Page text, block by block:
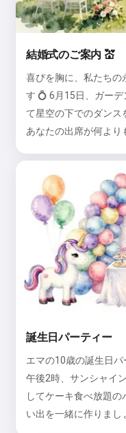
結婚式のご案内 💒
喜びを胸に、私たちの
す 💍 6月15日、ガー
て星空の下でのダンス
あなたの出席が何より
誕生日パーティー
エマの10歳の誕生日
午後2時、サンシャイ
してケーキ食べ放題
い出を一緒に作りまし